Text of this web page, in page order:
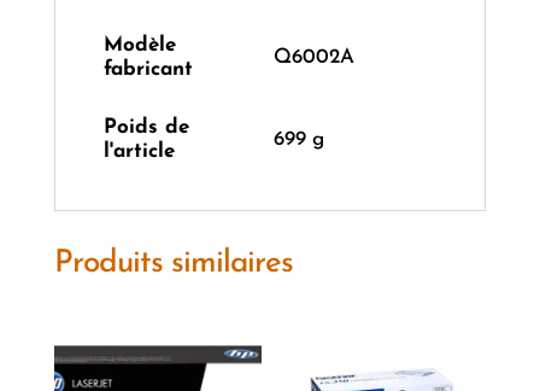
Modèle
fabricant
‎Q6002A
Poids de
l'article
‎699 g
Produits similaires